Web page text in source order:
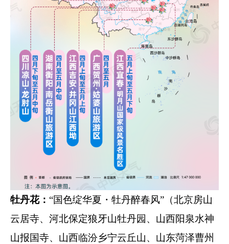
牡丹花： “国色绽华夏・牡丹醉春风”（北京房山
云居寺、河北保定狼牙山牡丹园、山西阳泉水神
山报国寺、山西临汾乡宁云丘山、山东菏泽曹州